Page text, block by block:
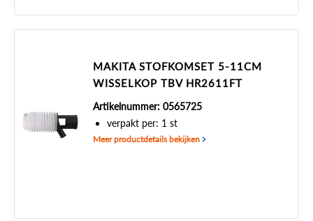
MAKITA STOFKOMSET 5-11CM
WISSELKOP TBV HR2611FT
Artikelnummer: 0565725
verpakt per: 1 st
Meer productdetails bekijken